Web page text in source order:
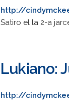
http://
Satiro el la 2-a
Lukiano:
http://